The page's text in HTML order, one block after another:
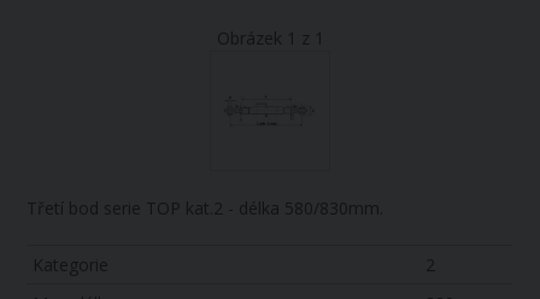
Obrázek 1 z 1
Třetí bod serie TOP kat.2 - délka 580/830mm.
Kategorie
2